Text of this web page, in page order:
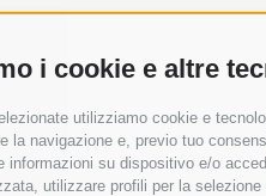
i cookie e altre
utilizziamo cookie e
la navigazione e, previo tuo
informazioni su dispositivo e/o
utilizzare profili per la